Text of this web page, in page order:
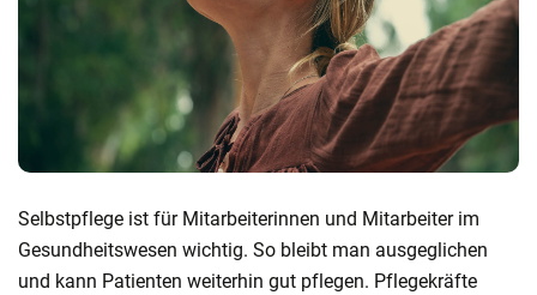
Selbstpflege ist für Mitarbeiterinnen und Mitarbeiter im
Gesundheitswesen wichtig. So bleibt man ausgeglichen
und kann Patienten weiterhin gut pflegen. Pflegekräfte